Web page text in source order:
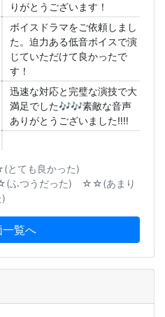
りがとうございます！
ボイスドラマをご依頼しまし
た。迫力ある低音ボイスで演
じていただけて良かったで
す！
迅速な対応と完璧な演技で大
満足でした🎶🎶素敵な音声
ありがとうございました‼️‼️
ても良かった)
つうだった) ☆☆(あまり
一覧へ